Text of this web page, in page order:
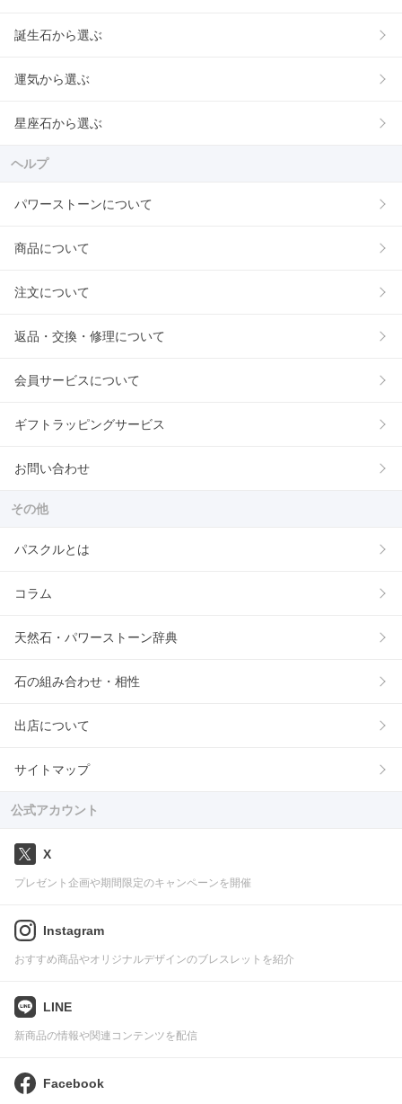
誕生石から選ぶ
運気から選ぶ
星座石から選ぶ
ヘルプ
パワーストーンについて
商品について
注文について
返品・交換・修理について
会員サービスについて
ギフトラッピングサービス
お問い合わせ
その他
パスクルとは
コラム
天然石・パワーストーン辞典
石の組み合わせ・相性
出店について
サイトマップ
公式アカウント
X
プレゼント企画や期間限定のキャンペーンを開催
Instagram
おすすめ商品やオリジナルデザインのブレスレットを紹介
LINE
新商品の情報や関連コンテンツを配信
Facebook